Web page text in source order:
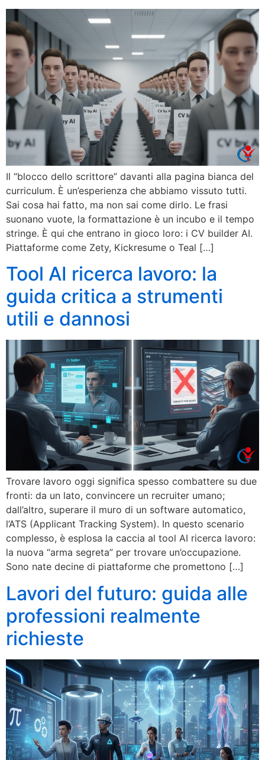
Il “blocco dello scrittore” davanti alla pagina bianca del
curriculum. È un’esperienza che abbiamo vissuto tutti.
Sai cosa hai fatto, ma non sai come dirlo. Le frasi
suonano vuote, la formattazione è un incubo e il tempo
stringe. È qui che entrano in gioco loro: i CV builder AI.
Piattaforme come Zety, Kickresume o Teal […]
Tool AI ricerca lavoro: la
guida critica a strumenti
utili e dannosi
Trovare lavoro oggi significa spesso combattere su due
fronti: da un lato, convincere un recruiter umano;
dall’altro, superare il muro di un software automatico,
l’ATS (Applicant Tracking System). In questo scenario
complesso, è esplosa la caccia al tool AI ricerca lavoro:
la nuova “arma segreta” per trovare un’occupazione.
Sono nate decine di piattaforme che promettono […]
Lavori del futuro: guida alle
professioni realmente
richieste